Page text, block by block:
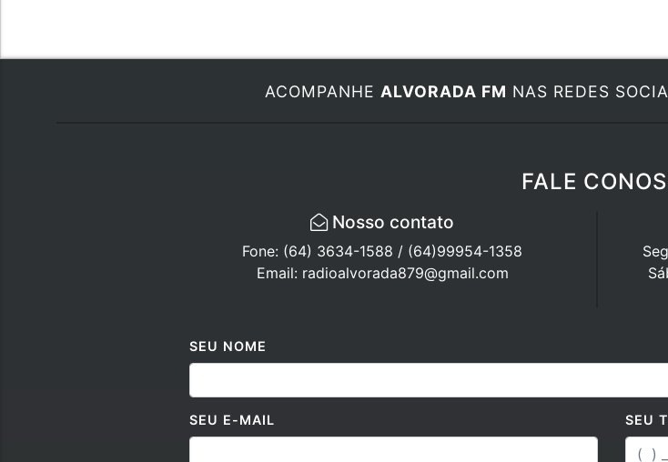
ACOMPANHE ALVORADA FM NAS REDES
FALE
Nosso contato
Fone: (64) 3634-1588 / (64)99954-1358
Email: radioalvorada879@gmail.com
SEU NOME
SEU E-MAIL SEU